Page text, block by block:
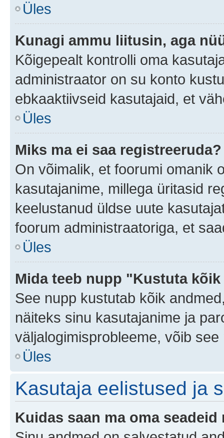
Üles
Kunagi ammu liitusin, aga
Kõigepealt kontrolli oma
administraator on su konto
ebkaaktiivseid kasutajaid, et
Üles
Miks ma ei saa registreeruda?
On võimalik, et foorumi omanik
kasutajanime, millega üritasid
keelustanud üldse uute
foorum administraatoriga, et
Üles
Mida teeb nupp "Kustuta
See nupp kustutab kõik
näiteks sinu kasutajanime ja
väljalogimisprobleeme, võib see
Üles
Kasutaja eelistused ja
Kuidas saan ma oma seadeid